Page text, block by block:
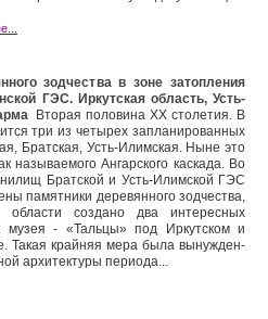
зодчества в зоне затопления
ГЭС. Иркутская область, Усть-
Вторая половина XX столетия. В
три из четырех запланированных
Братская, Усть-Илимская. Ныне это
назы­ваемого Ангарского каскада. Во
Братской и Усть-Илимской ГЭС
памятники деревянного зодчества,
создано два инте­ресных
музея - «Тальцы» под Иркутском и
Такая крайняя мера была вынужден­
архитектуры периода...